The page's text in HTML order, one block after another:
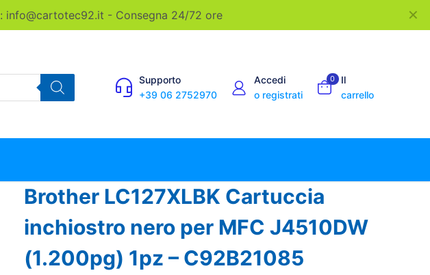
info@cartotec92.it - Consegna 24/72 ore ✕
Supporto
+39 06 2752970
Accedi
o registrati
0
Il
carrello
Brother LC127XLBK Cartuccia
inchiostro nero per MFC J4510DW
(1.200pg) 1pz – C92B21085